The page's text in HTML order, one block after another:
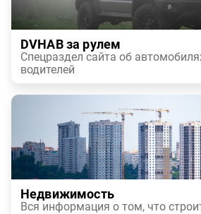
DVHAB за рулем
Спецраздел сайта об
водителей
Недвижимость
Вся информация о том, что